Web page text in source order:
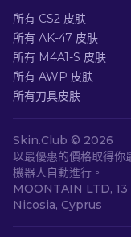
所有 CS2 皮肤
所有 AK-47 皮肤
所有 M4A1-S 皮肤
所有 AWP 皮肤
所有刀具皮肤
Skin.Club © 2026
以最優惠的價格取得
機器人自動進行。
MOONTAIN LTD,
Nicosia, Cyprus